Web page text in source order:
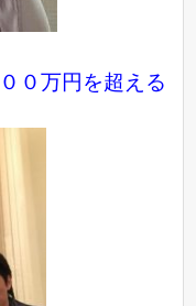
０万円を超える